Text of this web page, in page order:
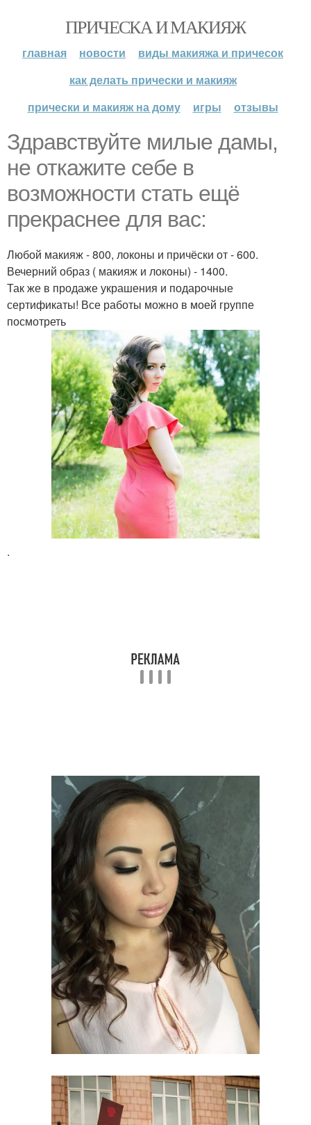
ПРИЧЕСКА И МАКИЯЖ
главная новости
виды макияжа и причесок
как делать прически и макияж
прически и макияж на дому
игры отзывы
Здравствуйте милые дамы,
не откажите себе в
возможности стать ещё
прекраснее для вас:
Любой макияж - 800, локоны и причёски от - 600.
Вечерний образ ( макияж и локоны) - 1400.
Так же в продаже украшения и подарочные
сертификаты! Все работы можно в моей группе
посмотреть
.